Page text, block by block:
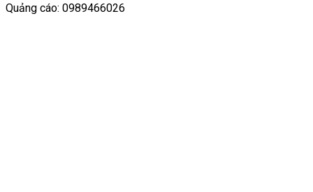
Quảng cáo: 0989466026